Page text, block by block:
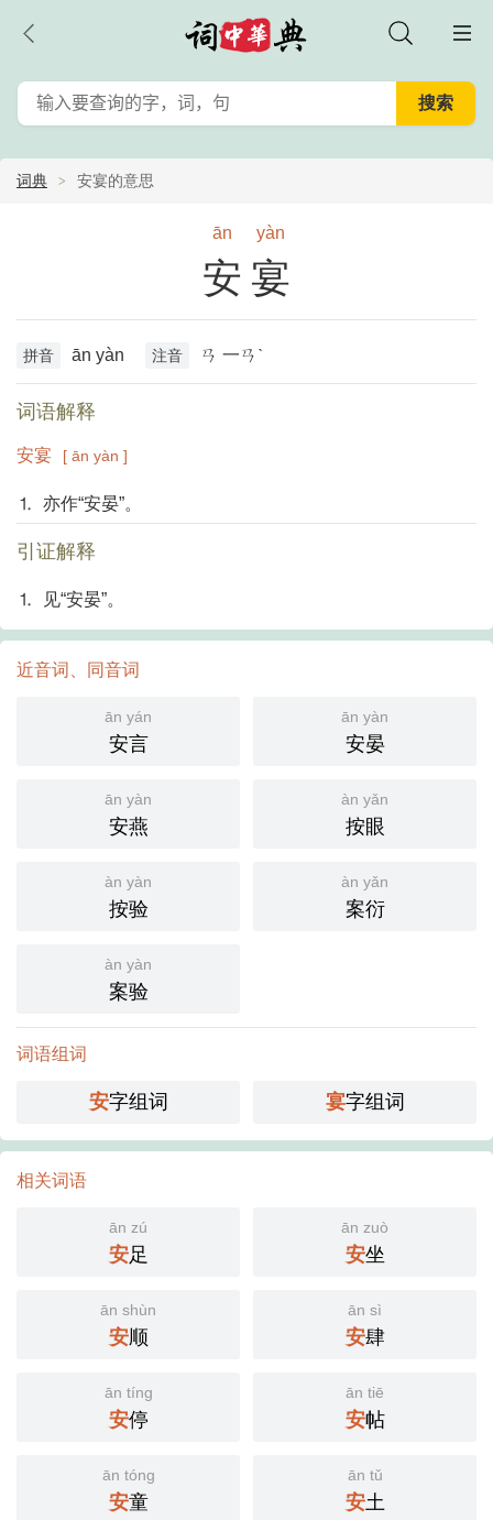
词典 安宴的意思
ān yàn
安宴
拼音 ān yàn 注音 ㄢ 一ㄢˋ
词语解释
安宴 [ ān yàn ]
⒈ 亦作“安晏”。
引证解释
⒈ 见“安晏”。
近音词、同音词
ān yán
安言
ān yàn
安晏
ān yàn
安燕
àn yǎn
按眼
àn yàn
按验
àn yǎn
案衍
àn yàn
案验
词语组词
安字组词 宴字组词
相关词语
ān zú
安足
ān zuò
安坐
ān shùn
安顺
ān sì
安肆
ān tíng
安停
ān tiē
安帖
ān tóng
安童
ān tǔ
安土